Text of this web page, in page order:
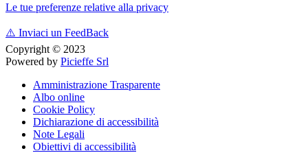
Le tue preferenze relative alla privacy
⚠️ Inviaci un FeedBack
Copyright © 2023
Powered by Picieffe Srl
Amministrazione Trasparente
Albo online
Cookie Policy
Dichiarazione di accessibilità
Note Legali
Obiettivi di accessibilità